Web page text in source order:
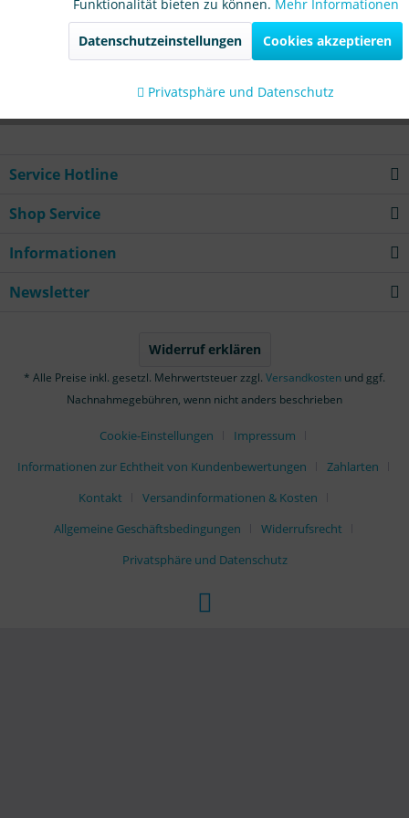
Combimat 1900 (gerader
Service Hotline
Shop Service
Informationen
Newsletter
Widerruf erklären
* Alle Preise inkl. gesetzl. Mehrwertsteuer zzgl. Versandkosten und ggf.
Nachnahmegebühren, wenn nicht anders beschrieben
Cookie-Einstellungen
Impressum
Informationen zur Echtheit von Kundenbewertungen
Zahlarten
Kontakt
Versandinformationen & Kosten
Allgemeine Geschäftsbedingungen
Widerrufsrecht
Privatsphäre und Datenschutz
Marketing Aktiv
Tracking Aktiv
Funktionalität bieten zu können. Mehr Informationen
Datenschutzeinstellungen Cookies akzeptieren
Privatsphäre und Datenschutz